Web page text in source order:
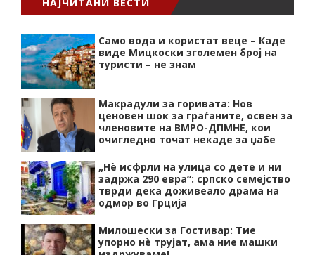
Само вода и користат веце – Каде
виде Мицкоски зголемен број на
туристи – не знам
Макрадули за горивата: Нов
ценовен шок за граѓаните, освен за
членовите на ВМРО-ДПМНЕ, кои
очигледно точат некаде за џабе
„Нѐ исфрли на улица со дете и ни
задржа 290 евра“: српско семејство
тврди дека доживеало драма на
одмор во Грција
Милошески за Гостивар: Тие
упорно нѐ трујат, ама ние машки